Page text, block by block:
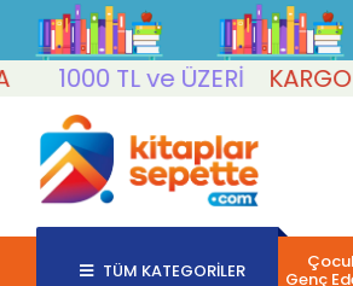
1000 TL ve ÜZERİ
KARGO
TÜM KATEGORİLER Genç